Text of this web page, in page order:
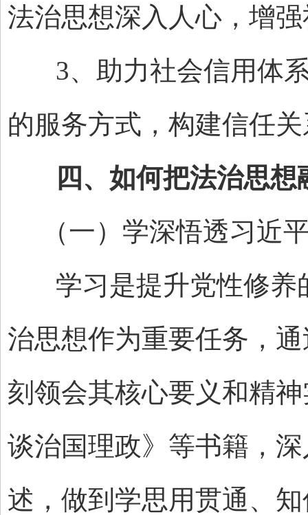
法治思想深入人心，增
3、助力社会信用体系
的服务方式，构建信任
四、如何把法治思想
（一）学深悟透习近
学习是提升党性修养
治思想作为重要任务，
刻领会其核心要义和精
谈治国理政》等书籍，
述，做到学思用贯通、